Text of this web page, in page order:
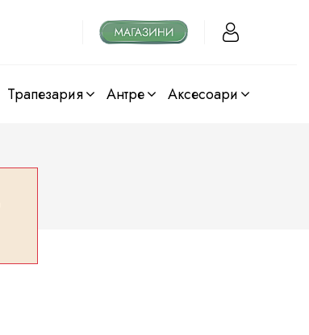
трапезария антре аксесоари